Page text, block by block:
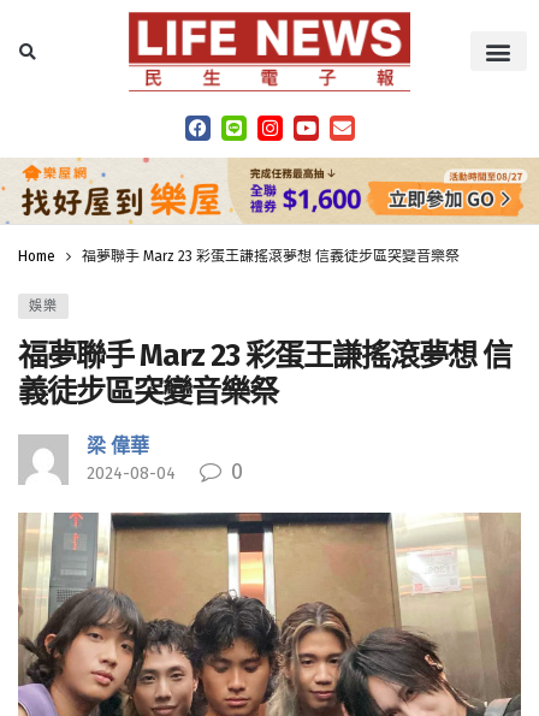
Home 福夢聯手 Marz 23 彩蛋王謙搖滾夢想 信義徒步區突變音樂祭
娛樂
福夢聯手 Marz 23 彩蛋王謙搖滾夢想 信
義徒步區突變音樂祭
梁 偉華
2024-08-04 0